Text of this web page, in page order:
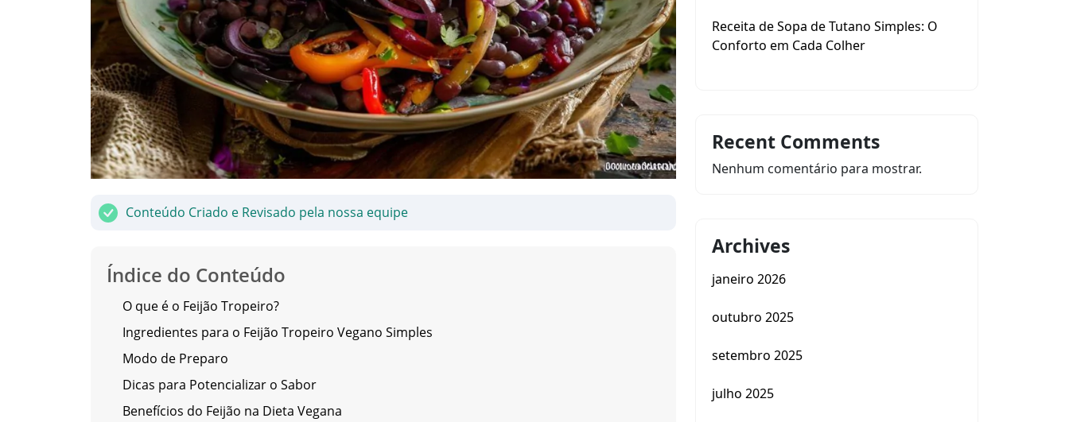
Conteúdo Criado e Revisado pela nossa equipe
Índice do Conteúdo
O que é o Feijão Tropeiro?
Ingredientes para o Feijão Tropeiro Vegano Simples
Modo de Preparo
Dicas para Potencializar o Sabor
Benefícios do Feijão na Dieta Vegana
Receita de Sopa de Tutano Simples: O
Conforto em Cada Colher
Recent Comments
Nenhum comentário para mostrar.
Archives
janeiro 2026
outubro 2025
setembro 2025
julho 2025